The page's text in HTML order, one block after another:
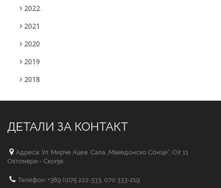
2022
2021
2020
2019
2018
ДЕТАЛИ ЗА КОНТАКТ
Адреса: Ул. Мирче Ацев. Сала „Македонско Сонце“, ОУ 11
Октомври - Скопје
Телефон: +389 (0)75 222-333, 070 333-219